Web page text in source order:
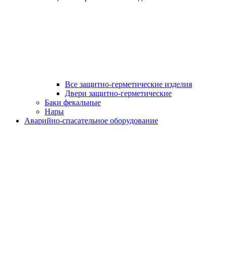
Все защитно-герметические изделия
Двери защитно-герметические
Баки фекальные
Нары
Аварийно-спасательное оборудование